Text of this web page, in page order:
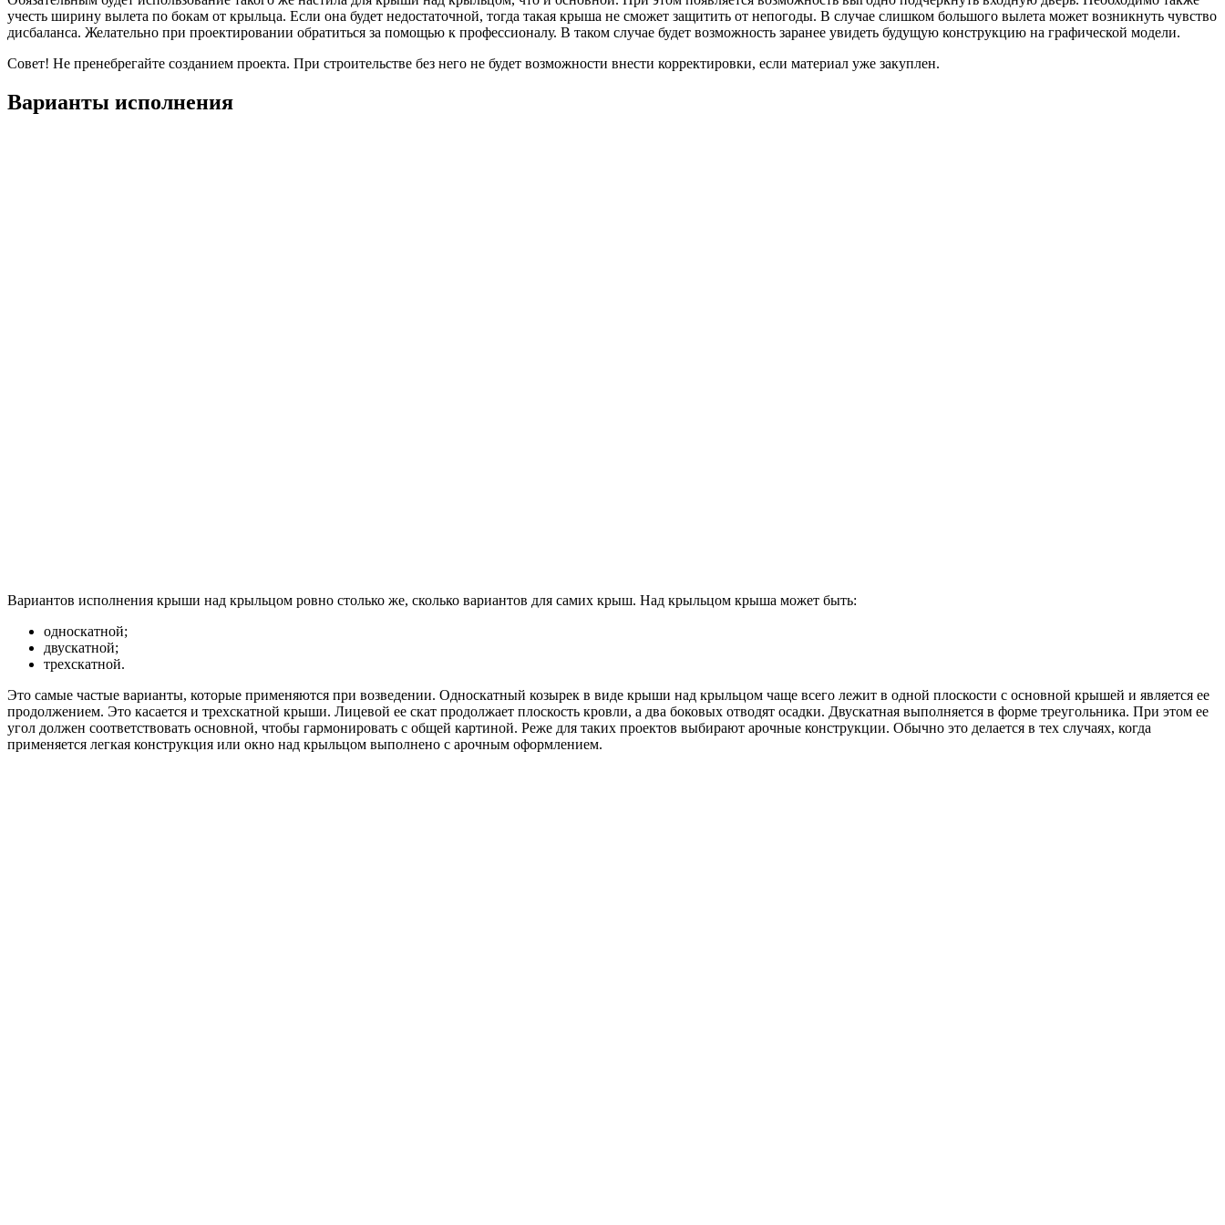
учесть ширину вылета по бокам от крыльца. Если она будет недостаточной, тогда такая крыша не сможет защитить от непогоды. В случае слишком большого вылета может возникнуть чувство
дисбаланса. Желательно при проектировании обратиться за помощью к профессионалу. В таком случае будет возможность заранее увидеть будущую конструкцию на графической модели.
Совет! Не пренебрегайте созданием проекта. При строительстве без него не будет возможности внести корректировки, если материал уже закуплен.
Варианты исполнения
Вариантов исполнения крыши над крыльцом ровно столько же, сколько вариантов для самих крыш. Над крыльцом крыша может быть:
односкатной;
двускатной;
трехскатной.
Это самые частые варианты, которые применяются при возведении. Односкатный козырек в виде крыши над крыльцом чаще всего лежит в одной плоскости с основной крышей и является ее
продолжением. Это касается и трехскатной крыши. Лицевой ее скат продолжает плоскость кровли, а два боковых отводят осадки. Двускатная выполняется в форме треугольника. При этом ее
угол должен соответствовать основной, чтобы гармонировать с общей картиной. Реже для таких проектов выбирают арочные конструкции. Обычно это делается в тех случаях, когда
применяется легкая конструкция или окно над крыльцом выполнено с арочным оформлением.